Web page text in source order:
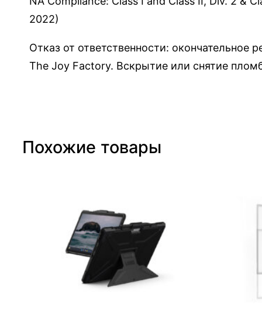
o
(
C
2022)
Отказ от ответственности: окончательное
The Joy Factory. Вскрытие или снятие
Похожие товары